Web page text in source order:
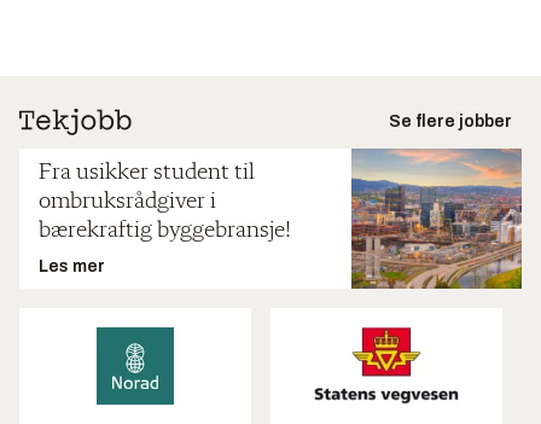
Se flere jobber
Fra usikker student til
ombruksrådgiver i
bærekraftig byggebransje!
Les mer